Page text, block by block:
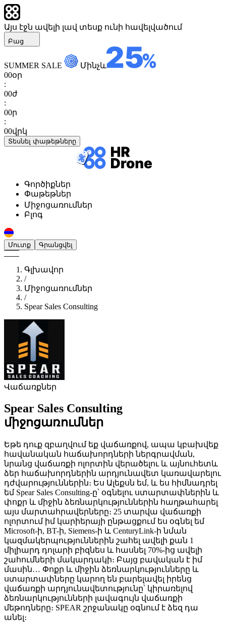
Այս էջն ավելի լավ տեսք ունի հավելվածում
Բաց
SUMMER SALE
Մինչև
00օր
:
00ժ
:
00ր
:
00վրկ
Տեսնել փաթեթները
Գործիքներ
Փաթեթներ
Միջոցառումներ
Բլոգ
Մուտք Գրանցվել
Գլխավոր
/
Միջոցառումներ
/
Spear Sales Consulting
Վաճառքներ
Spear Sales Consulting
միջոցառումներ
Եթե ​​դուք զբաղվում եք վաճառքով, ապա կբախվեք
հավանական հաճախորդների ներգրավման,
նրանց վաճառքի ոլորտին վերածելու և այնուհետև
ձեր հաճախորդներին արդյունավետ կառավարելու
դժվարություններին։ Ես Ալեքսն եմ, և ես հիմնադրել
եմ Spear Sales Consulting-ը՝ օգնելու ստարտափներին և
փոքր և միջին ձեռնարկություններին հաղթահարել
այս մարտահրավերները։ 25 տարվա վաճառքի
ոլորտում իմ կարիերայի ընթացքում ես օգնել եմ
Microsoft-ի, BT-ի, Siemens-ի և CenturyLink-ի նման
կազմակերպություններին շահել ավելի քան 1
միլիարդ դոլարի բիզնես և հասնել 70%-ից ավելի
շահումների մակարդակի։ Բայց բավական է իմ
մասին… Փոքր և միջին ձեռնարկությունները և
ստարտափները կարող են բարելավել իրենց
վաճառքի արդյունավետությունը՝ կիրառելով
ձեռնարկությունների լավագույն վաճառքի
մեթոդները։ SPEAR շրջանակը օգնում է ձեզ դա
անել։